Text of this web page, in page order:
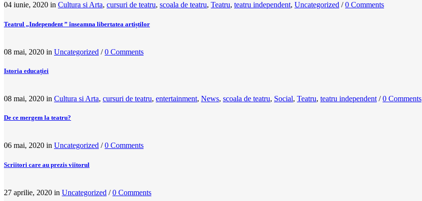
04 iunie, 2020 in Cultura si Arta, cursuri de teatru, scoala de teatru, Teatru, teatru independent, Uncategorized /0 Comments
Teatrul „Independent ” înseamna libertatea artiștilor
08 mai, 2020 in Uncategorized /0 Comments
Istoria educației
08 mai, 2020 in Cultura si Arta, cursuri de teatru, entertainment, News, scoala de teatru, Social, Teatru, teatru independent /0 Comments
De ce mergem la teatru?
06 mai, 2020 in Uncategorized /0 Comments
Scriitori care au prezis viitorul
27 aprilie, 2020 in Uncategorized /0 Comments